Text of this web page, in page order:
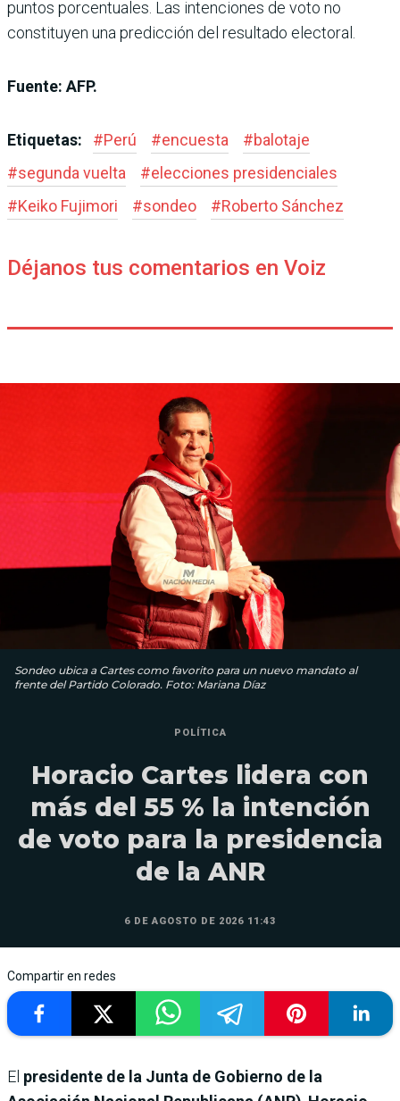
puntos porcentuales. Las intenciones de voto no
constituyen una predicción del resultado electoral.
Fuente: AFP.
Etiquetas: #Perú #encuesta #balotaje
#segunda vuelta #elecciones presidenciales
#Keiko Fujimori #sondeo #Roberto Sánchez
Déjanos tus comentarios en Voiz
Sondeo ubica a Cartes como favorito para un nuevo mandato al
frente del Partido Colorado. Foto: Mariana Díaz
POLÍTICA
Horacio Cartes lidera con
más del 55 % la intención
de voto para la presidencia
de la ANR
6 DE AGOSTO DE 2026 11:43
Compartir en redes
El presidente de la Junta de Gobierno de la